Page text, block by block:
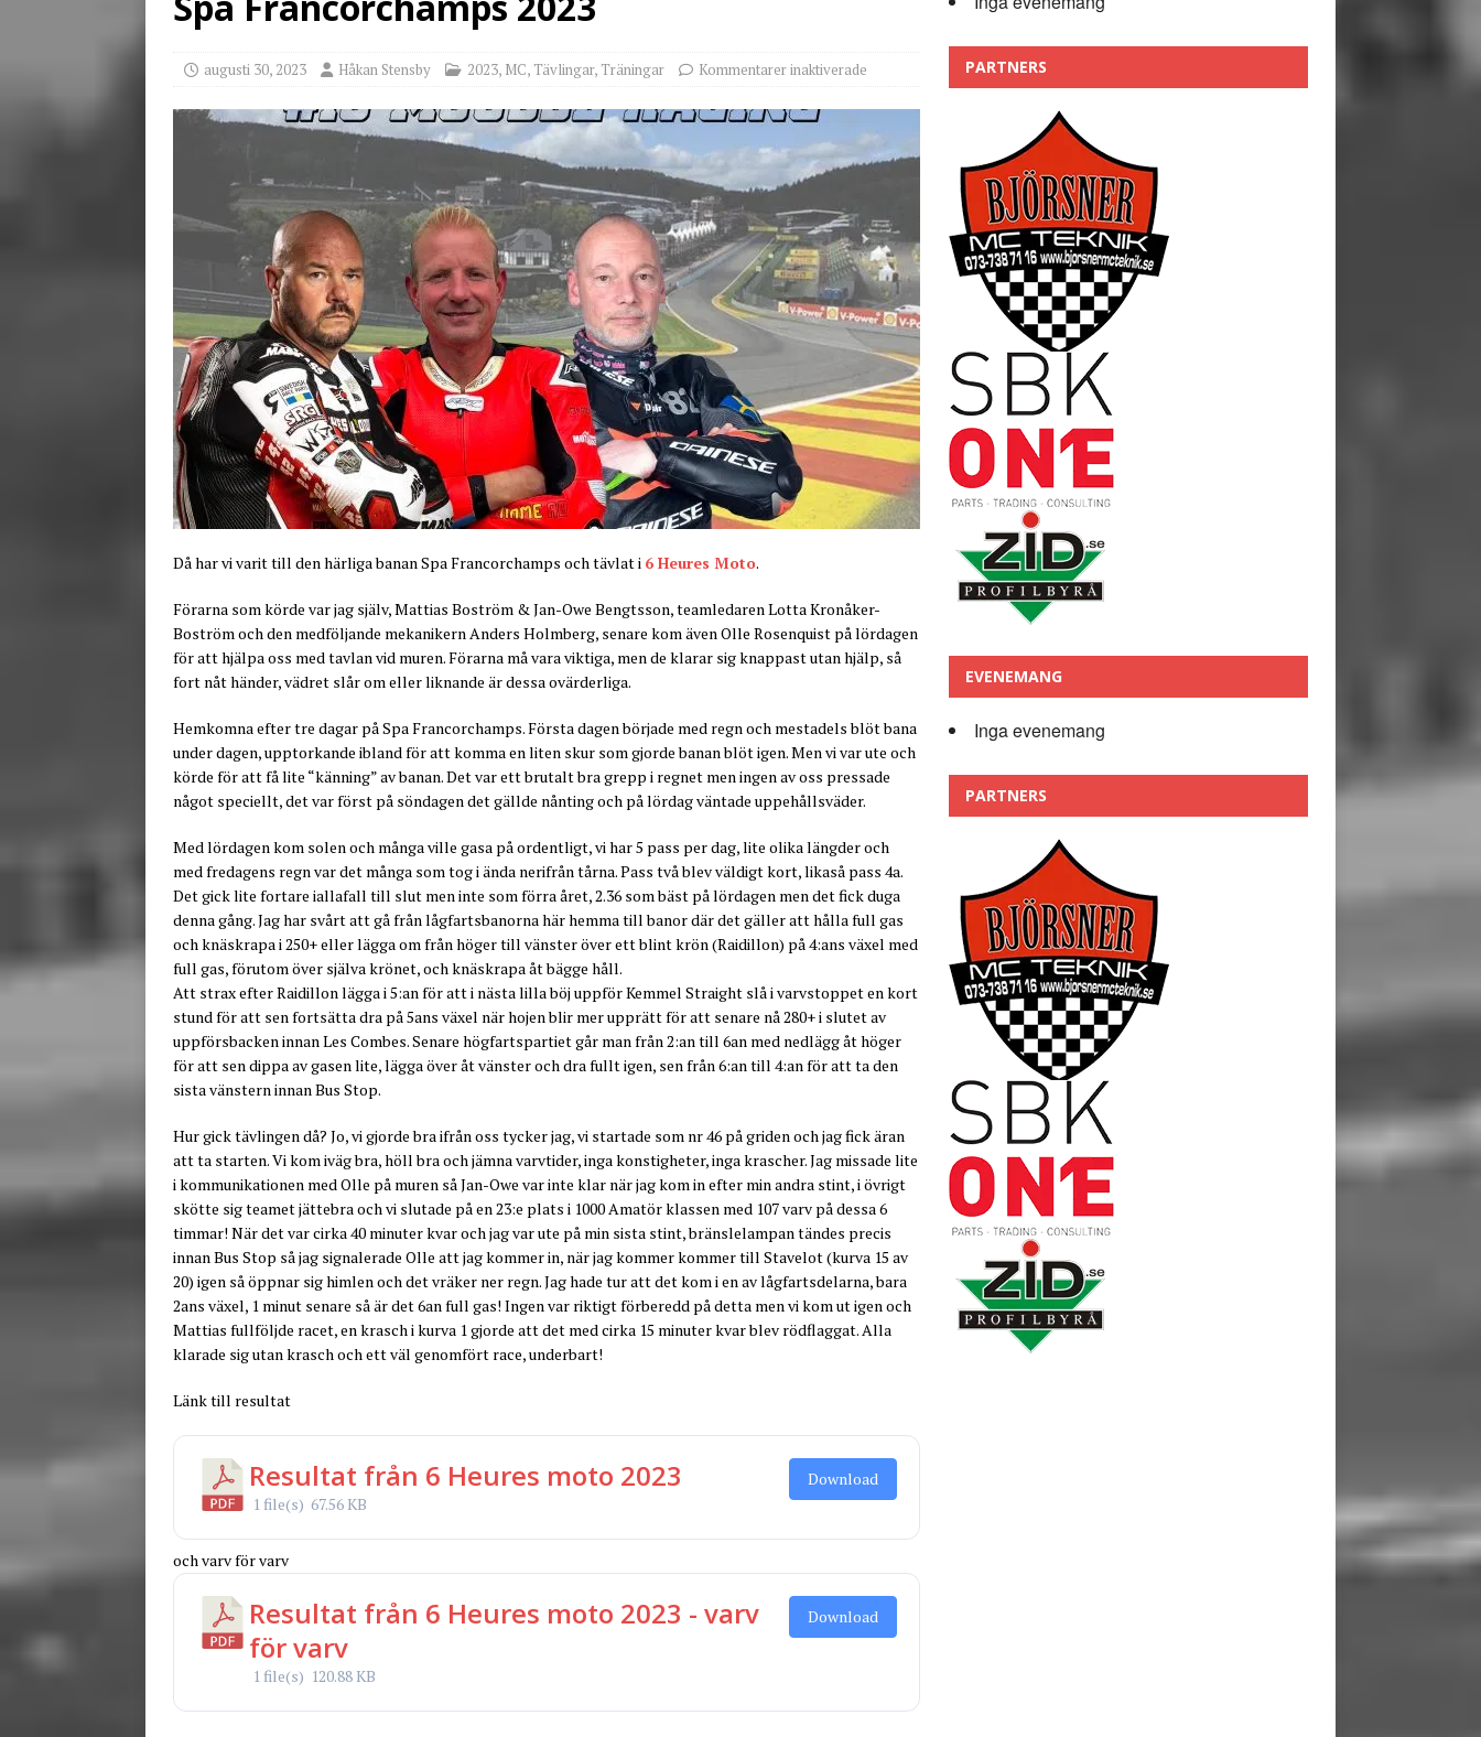
Stensby Trackdays 2026 Fullbokat – tack för ert stora intresse!
augusti 30, 2023 Håkan Stensby 2023, MC, Tävlingar, Träningar Kommentarer inaktiverade
Då har vi varit till den härliga banan Spa Francorchamps och tävlat i 6 Heures Moto.
Förarna som körde var jag själv, Mattias Boström & Jan-Owe Bengtsson, teamledaren Lotta Kronåker-
Boström och den medföljande mekanikern Anders Holmberg, senare kom även Olle Rosenquist på lördagen
för att hjälpa oss med tavlan vid muren. Förarna må vara viktiga, men de klarar sig knappast utan hjälp, så
fort nåt händer, vädret slår om eller liknande är dessa ovärderliga.
Hemkomna efter tre dagar på Spa Francorchamps. Första dagen började med regn och mestadels blöt bana
under dagen, upptorkande ibland för att komma en liten skur som gjorde banan blöt igen. Men vi var ute och
körde för att få lite “känning” av banan. Det var ett brutalt bra grepp i regnet men ingen av oss pressade
något speciellt, det var först på söndagen det gällde nånting och på lördag väntade uppehållsväder.
Med lördagen kom solen och många ville gasa på ordentligt, vi har 5 pass per dag, lite olika längder och
med fredagens regn var det många som tog i ända nerifrån tårna. Pass två blev väldigt kort, likaså pass 4a.
Det gick lite fortare iallafall till slut men inte som förra året, 2.36 som bäst på lördagen men det fick duga
denna gång. Jag har svårt att gå från lågfartsbanorna här hemma till banor där det gäller att hålla full gas
och knäskrapa i 250+ eller lägga om från höger till vänster över ett blint krön (Raidillon) på 4:ans växel med
full gas, förutom över själva krönet, och knäskrapa åt bägge håll.
Att strax efter Raidillon lägga i 5:an för att i nästa lilla böj uppför Kemmel Straight slå i varvstoppet en kort
stund för att sen fortsätta dra på 5ans växel när hojen blir mer upprätt för att senare nå 280+ i slutet av
uppförsbacken innan Les Combes. Senare högfartspartiet går man från 2:an till 6an med nedlägg åt höger
för att sen dippa av gasen lite, lägga över åt vänster och dra fullt igen, sen från 6:an till 4:an för att ta den
sista vänstern innan Bus Stop.
Hur gick tävlingen då? Jo, vi gjorde bra ifrån oss tycker jag, vi startade som nr 46 på griden och jag fick äran
att ta starten. Vi kom iväg bra, höll bra och jämna varvtider, inga konstigheter, inga krascher. Jag missade lite
i kommunikationen med Olle på muren så Jan-Owe var inte klar när jag kom in efter min andra stint, i övrigt
skötte sig teamet jättebra och vi slutade på en 23:e plats i 1000 Amatör klassen med 107 varv på dessa 6
timmar! När det var cirka 40 minuter kvar och jag var ute på min sista stint, bränslelampan tändes precis
innan Bus Stop så jag signalerade Olle att jag kommer in, när jag kommer kommer till Stavelot (kurva 15 av
20) igen så öppnar sig himlen och det vräker ner regn. Jag hade tur att det kom i en av lågfartsdelarna, bara
2ans växel, 1 minut senare så är det 6an full gas! Ingen var riktigt förberedd på detta men vi kom ut igen och
Mattias fullföljde racet, en krasch i kurva 1 gjorde att det med cirka 15 minuter kvar blev rödflaggat. Alla
klarade sig utan krasch och ett väl genomfört race, underbart!
Länk till resultat
Resultat från 6 Heures moto 2023
1 file(s) 67.56 KB
Download
och varv för varv
Resultat från 6 Heures moto 2023 - varv
för varv
1 file(s) 120.88 KB
Download
PARTNERS
EVENEMANG
Inga evenemang
PARTNERS